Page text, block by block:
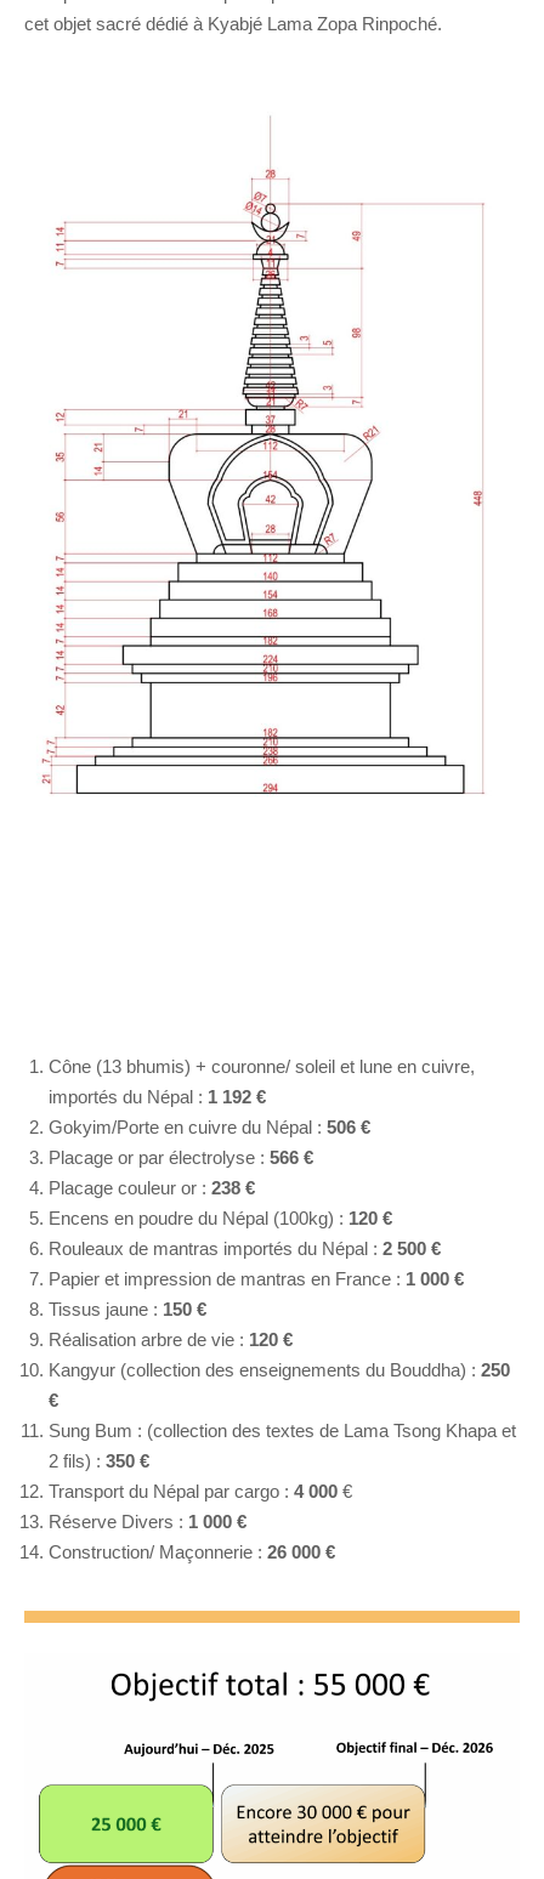
cet objet sacré dédié à Kyabjé Lama Zopa Rinpoché.
Cône (13 bhumis) + couronne/ soleil et lune en cuivre,
importés du Népal : 1 192 €
Gokyim/Porte en cuivre du Népal : 506 €
Placage or par électrolyse : 566 €
Placage couleur or : 238 €
Encens en poudre du Népal (100kg) : 120 €
Rouleaux de mantras importés du Népal : 2 500 €
Papier et impression de mantras en France : 1 000 €
Tissus jaune : 150 €
Réalisation arbre de vie : 120 €
Kangyur (collection des enseignements du Bouddha) : 250
€
Sung Bum : (collection des textes de Lama Tsong Khapa et
2 fils) : 350 €
Transport du Népal par cargo : 4 000 €
Réserve Divers : 1 000 €
Construction/ Maçonnerie : 26 000 €